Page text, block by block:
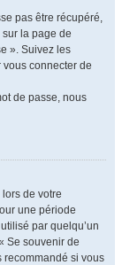
pas être récupéré,
la page de
». Suivez les
connecter de
de passe, nous
de votre
une période
par quelqu’un
Se souvenir de
recommandé si vous